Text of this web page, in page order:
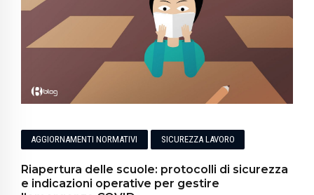
AGGIORNAMENTI NORMATIVI SICUREZZA LAVORO
Riapertura delle scuole: protocolli di sicurezza
e indicazioni operative per gestire